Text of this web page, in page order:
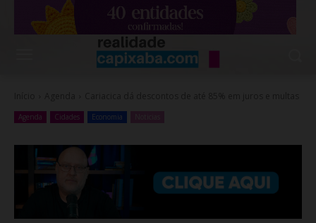
Agenda Cidades Economia